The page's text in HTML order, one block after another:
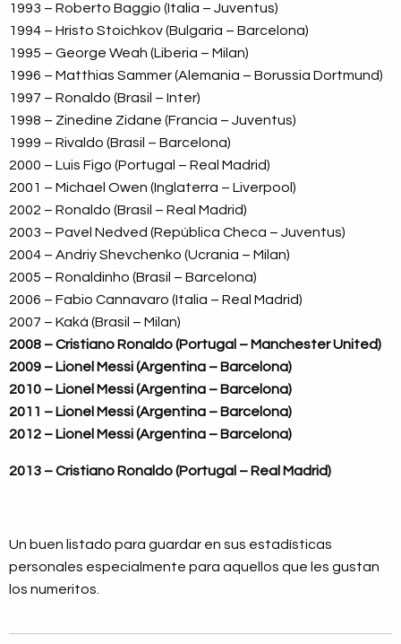
1993 – Roberto Baggio (Italia – Juventus)
1994 – Hristo Stoichkov (Bulgaria – Barcelona)
1995 – George Weah (Liberia – Milan)
1996 – Matthias Sammer (Alemania – Borussia Dortmund)
1997 – Ronaldo (Brasil – Inter)
1998 – Zinedine Zidane (Francia – Juventus)
1999 – Rivaldo (Brasil – Barcelona)
2000 – Luis Figo (Portugal – Real Madrid)
2001 – Michael Owen (Inglaterra – Liverpool)
2002 – Ronaldo (Brasil – Real Madrid)
2003 – Pavel Nedved (República Checa – Juventus)
2004 – Andriy Shevchenko (Ucrania – Milan)
2005 – Ronaldinho (Brasil – Barcelona)
2006 – Fabio Cannavaro (Italia – Real Madrid)
2007 – Kaká (Brasil – Milan)
2008 – Cristiano Ronaldo (Portugal – Manchester United)
2009 – Lionel Messi (Argentina – Barcelona)
2010 – Lionel Messi (Argentina – Barcelona)
2011 – Lionel Messi (Argentina – Barcelona)
2012 – Lionel Messi (Argentina – Barcelona)
2013 – Cristiano Ronaldo (Portugal – Real Madrid)
Un buen listado para guardar en sus estadísticas
personales especialmente para aquellos que les gustan
los numeritos.